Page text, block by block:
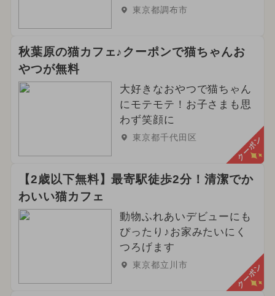
東京都調布市
秋葉原の猫カフェ♪クーポンで猫ちゃんお
やつが無料
大好きなおやつで猫ちゃん
にモテモテ！お子さまも思
わず笑顔に
東京都千代田区 クーポン
【2歳以下無料】最寄駅徒歩2分！清潔でか
わいい猫カフェ
動物ふれあいデビューにも
ぴったり♪お家みたいにく
つろげます
東京都立川市 クーポン